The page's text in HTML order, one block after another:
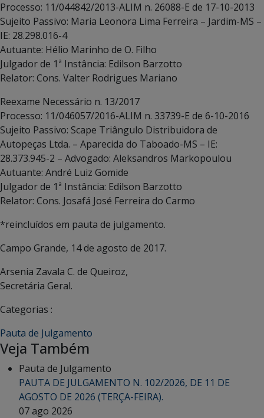
Processo: 11/044842/2013-ALIM n. 26088-E de 17-10-2013
Sujeito Passivo: Maria Leonora Lima Ferreira – Jardim-MS –
IE: 28.298.016-4
Autuante: Hélio Marinho de O. Filho
Julgador de 1ª Instância: Edilson Barzotto
Relator: Cons. Valter Rodrigues Mariano
Reexame Necessário n. 13/2017
Processo: 11/046057/2016-ALIM n. 33739-E de 6-10-2016
Sujeito Passivo: Scape Triângulo Distribuidora de
Autopeças Ltda. – Aparecida do Taboado-MS – IE:
28.373.945-2 – Advogado: Aleksandros Markopoulou
Autuante: André Luiz Gomide
Julgador de 1ª Instância: Edilson Barzotto
Relator: Cons. Josafá José Ferreira do Carmo
*reincluídos em pauta de julgamento.
Campo Grande, 14 de agosto de 2017.
Arsenia Zavala C. de Queiroz,
Secretária Geral.
Categorias :
Pauta de Julgamento
Veja Também
Pauta de Julgamento
PAUTA DE JULGAMENTO N. 102/2026, DE 11 DE
AGOSTO DE 2026 (TERÇA-FEIRA).
07 ago 2026